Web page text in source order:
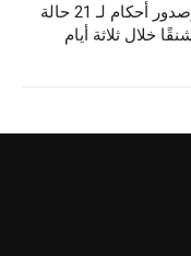
تنفيذ وصدور أحكام لـ 21 حالة
خلال ثلاثة أيام